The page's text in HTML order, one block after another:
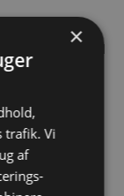
gulerødder med
af råfibre.
aske 6,9%
×
trafik. Vi
af